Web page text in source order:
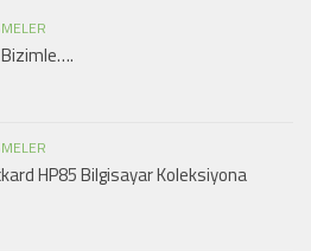
HP85 Bilgisayar Koleksiyona